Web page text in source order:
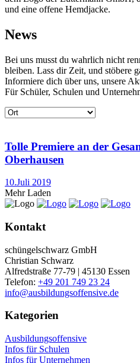
News
Bei uns musst du wahrlich nicht
bleiben. Lass dir Zeit, und stöbere
Informiere dich über uns, unsere
Für Schüler, Schulen und
Tolle Premiere an der
Oberhausen
10.Juli 2019
Mehr Laden
Kontakt
schüngelschwarz GmbH
Christian Schwarz
Alfredstraße 77-79 | 45130 Essen
Telefon: +49 201 749 23 24
info@ausbildungsoffensive.de
Kategorien
Ausbildungsoffensive
Infos für Schulen
Infos für Unternehmen